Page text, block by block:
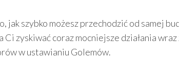
jak szybko możesz przechodzić od samej
zyskiwać coraz mocniejsze działania wraz
w ustawianiu Golemów.